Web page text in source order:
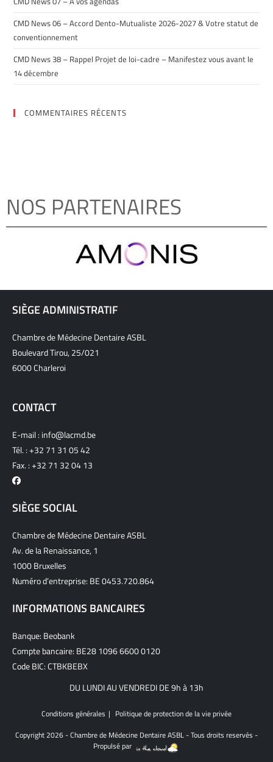
CMD News 06 – Accord Dento-Mutualiste 2026-2027 & Votre statut de
conventionnement
CMD News 38 – Rappel Projet de loi-cadre – Manifestez vous avant le
14 décembre
COMMENTAIRES RÉCENTS
NOS PARTENAIRES
SIÈGE ADMINISTRATIF
Chambre de Médecine Dentaire ASBL
Boulevard Tirou, 25/021
6000 Charleroi
CONTACT
E-mail : info@lacmd.be
Tél. :+32 71 31 05 42
Fax. : +32 71 32 04 13
SIÈGE SOCIAL
Chambre de Médecine Dentaire ASBL
Av. de la Renaissance, 1
1000 Bruxelles
Numéro d’entreprise: BE 0453.720.864
INFORMATIONS BANCAIRES
Banque: Beobank
Compte bancaire: BE28 1096 6600 0120
Code BIC: CTBKBEBX
DU LUNDI AU VENDREDI DE 9h à 13h
Conditions générales
Politique de protection de la vie privée
Copyright 2026 - Chambre de Médecine Dentaire ASBL - Tous droits reservés -
Propulsé par